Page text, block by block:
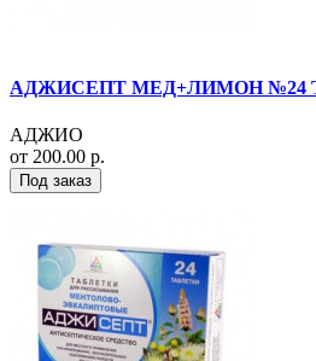
АДЖИСЕПТ МЕД+ЛИМОН №24
АДЖИО
от 200.00 р.
Под заказ